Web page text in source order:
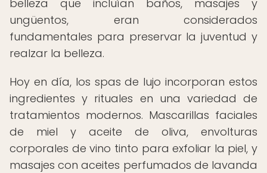
belleza que incluían baños, masajes y
ungüentos, eran considerados
fundamentales para preservar la juventud y
realzar la belleza.
Hoy en día, los spas de lujo incorporan estos
ingredientes y rituales en una variedad de
tratamientos modernos. Mascarillas faciales
de miel y aceite de oliva, envolturas
corporales de vino tinto para exfoliar la piel, y
masajes con aceites perfumados de lavanda